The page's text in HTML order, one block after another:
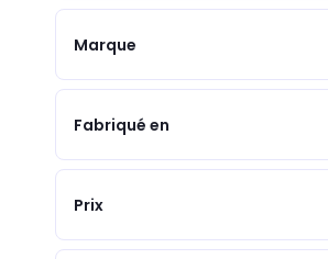
Marque
Fabriqué en
Prix